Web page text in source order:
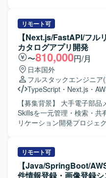
っていただきます。
APIの設計・実装を担当し
イルアップロード、情報登
を行っていただきます。 Git
の実装を行っていただきま
よび実行環境の構築を行っ
アプリケーションデプロイ
パイプラインの設計・構築
スト、結合テスト、コード
きます。 【求める人物像】 フロントエンドからバックエン
ド、インフラまで一貫して
開発プロセスの標準化にも
り組める方を歓迎いたします。 【ポジションの魅
AI関連のChatGPT Skillsを
リモート可
【Next.js/FastAPI/フ
カタログアプリ開発
〜810,000円/月
日本国外
フルスタックエンジニア
TypeScript ・ Next.js ・
【募集背景】 大手電子部
Skillsを一元管理・検索・共
リケーション開発プロジェ
実装を行っていただきます
およびAPIの設計・実装を
ZIPファイルアップロード
リモート可
【Java/SpringBoot/
件情報登録・画像登録